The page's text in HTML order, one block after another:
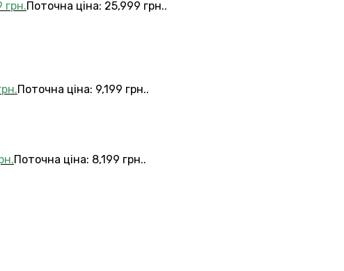
грн.Поточна ціна: 25,999 грн..
Поточна ціна: 9,199 грн..
Поточна ціна: 8,199 грн..